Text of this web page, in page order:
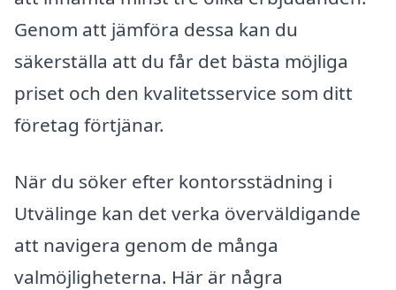
Genom att jämföra dessa kan du
säkerställa att du får det bästa möjliga
priset och den kvalitetsservice som ditt
företag förtjänar.
När du söker efter kontorsstädning i
Utvälinge kan det verka överväldigande
att navigera genom de många
valmöjligheterna. Här är några